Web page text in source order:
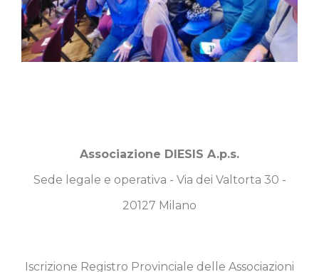
Associazione DIESIS A.p.s.
Sede legale e operativa - Via dei Valtorta 30 -
20127 Milano
Iscrizione Registro Provinciale delle Associazioni